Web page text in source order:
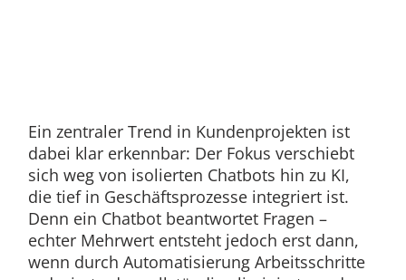
Ein zentraler Trend in Kundenprojekten ist
dabei klar erkennbar: Der Fokus verschiebt
sich weg von isolierten Chatbots hin zu KI,
die tief in Geschäftsprozesse integriert ist.
Denn ein Chatbot beantwortet Fragen –
echter Mehrwert entsteht jedoch erst dann,
wenn durch Automatisierung Arbeitsschritte